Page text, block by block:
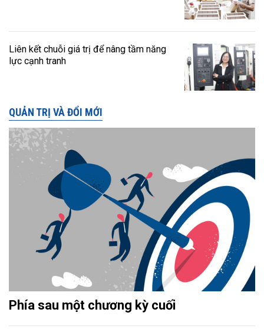
Liên kết chuỗi giá trị để nâng tầm năng
lực cạnh tranh
QUẢN TRỊ VÀ ĐỔI MỚI
Phía sau một chương kỳ cuối